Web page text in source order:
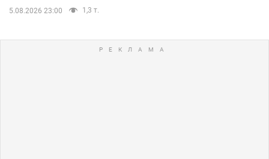
5.08.2026 23:00 1,3 т.